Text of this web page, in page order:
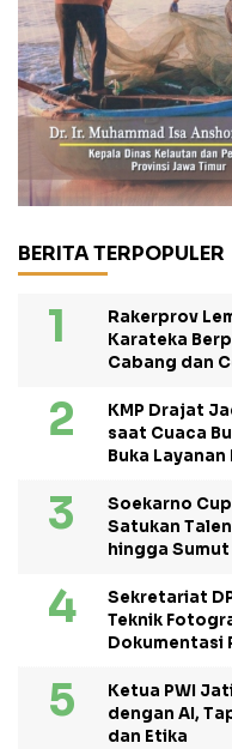
BERITA TERPOPULER
Rakerprov
Karateka
Cabang dan
KMP Drajat
saat Cuaca
Buka
Soekarno
Satukan
hingga Sumut
Sekretariat
Teknik
Dokumentasi
Ketua PWI
dengan AI,
dan Etika